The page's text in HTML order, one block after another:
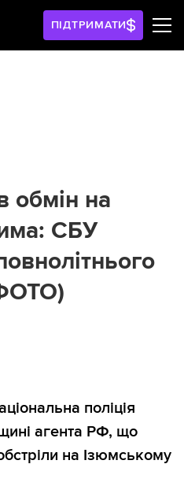
ПІДТРИМАТИ
обмін на
СБУ
поліція
агента РФ, що
на Ізюмському